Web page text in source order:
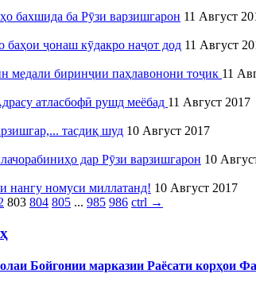
бахшида ба Рӯзи варзишгарон 11 Август
баҳои ҷонаш кӯдакро наҷот дод 11 Август
медали биринҷии паҳлавонони тоҷик 11
атласбофӣ рушд меёбад 11 Август 2017
тасдиқ шуд 10 Август 2017
дар Рӯзи варзишгарон 10
нангу номуси миллатанд! 10 Август 2017
803 804 805 ... 985 986 ctrl →
Бойгонии марказии Раёсати корҳои